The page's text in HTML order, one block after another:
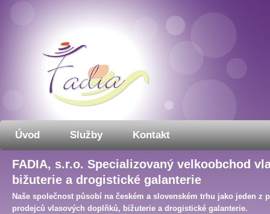
Úvod Služby Kontakt
FADIA, s.r.o. Specializovaný velkoobchod
bižuterie a drogistické galanterie
Naše společnost působí na českém a slovenském trhu jako jeden z
prodejců vlasových doplňků, bižuterie a drogistické galanterie.